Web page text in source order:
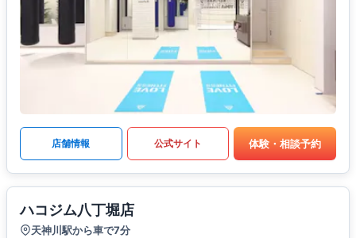
店舗情報 公式サイト 体験・相談予約
ハコジム八丁堀店
天神川駅から車で7分